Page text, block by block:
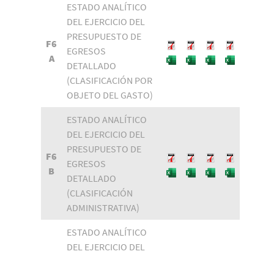
F6
A
ESTADO ANALÍTICO
DEL EJERCICIO DEL
PRESUPUESTO DE
EGRESOS
DETALLADO
(CLASIFICACIÓN POR
OBJETO DEL GASTO)
F6
B
ESTADO ANALÍTICO
DEL EJERCICIO DEL
PRESUPUESTO DE
EGRESOS
DETALLADO
(CLASIFICACIÓN
ADMINISTRATIVA)
ESTADO ANALÍTICO
DEL EJERCICIO DEL